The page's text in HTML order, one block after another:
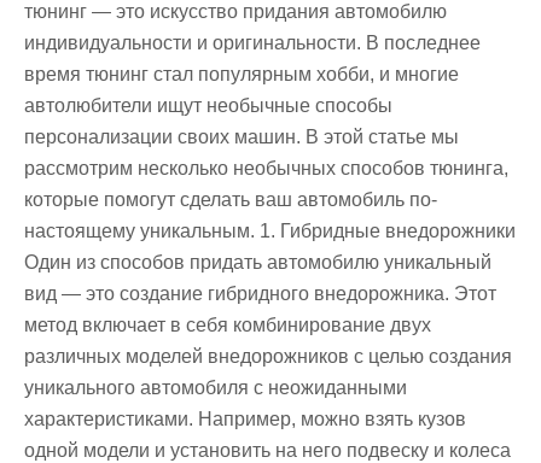
тюнинг — это искусство придания автомобилю
индивидуальности и оригинальности. В последнее
время тюнинг стал популярным хобби, и многие
автолюбители ищут необычные способы
персонализации своих машин. В этой статье мы
рассмотрим несколько необычных способов тюнинга,
которые помогут сделать ваш автомобиль по-
настоящему уникальным. 1. Гибридные внедорожники
Один из способов придать автомобилю уникальный
вид — это создание гибридного внедорожника. Этот
метод включает в себя комбинирование двух
различных моделей внедорожников с целью создания
уникального автомобиля с неожиданными
характеристиками. Например, можно взять кузов
одной модели и установить на него подвеску и колеса